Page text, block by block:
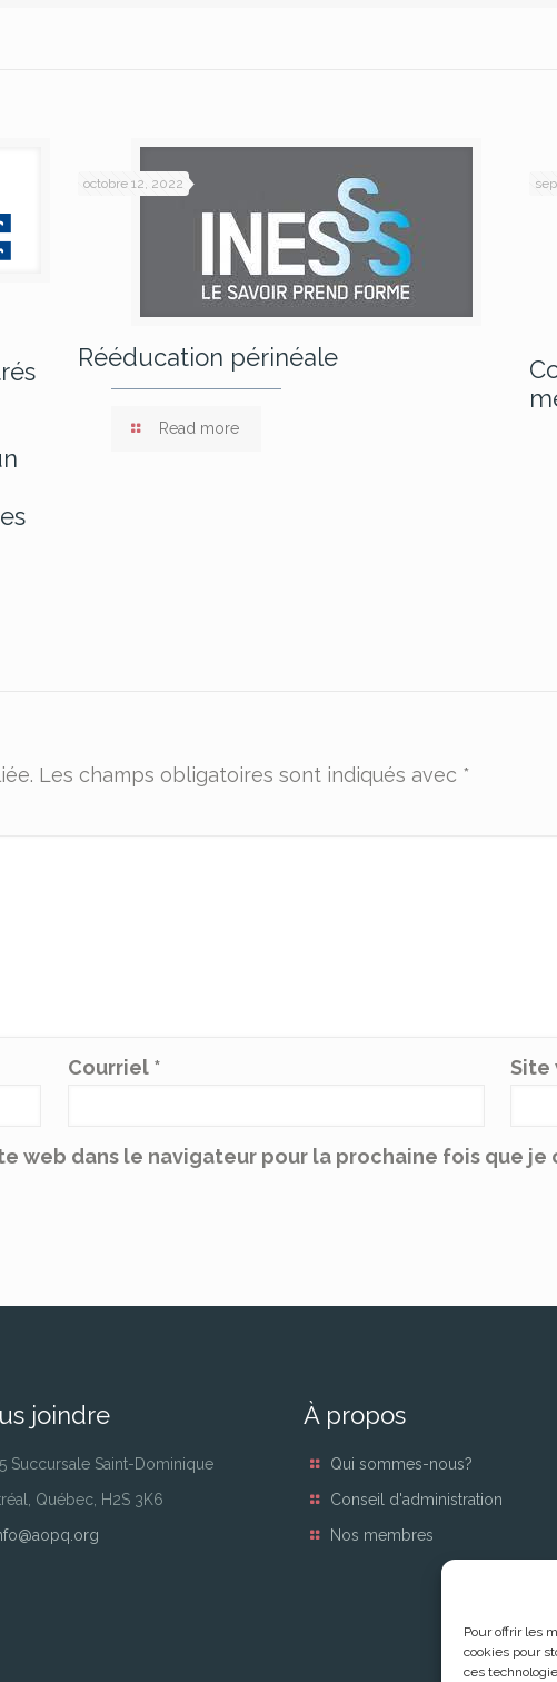
Pour offrir les
cookies pour
ces
octobre 12, 2022
Rééducation périnéale
Read more
Les champs obligatoires sont indiqués avec *
Courriel * Site
web dans le navigateur pour la prochaine fois que je
joindre
Succursale Saint-Dominique
Québec, H2S 3K6
À propos
Qui sommes-nous?
Conseil d'administration
Nos membres